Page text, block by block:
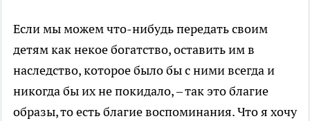
Если мы можем что-нибудь передать своим
детям как некое богатство, оставить им в
наследство, которое было бы с ними всегда и
никогда бы их не покидало, – так это благие
образы, то есть благие воспоминания. Что я хочу